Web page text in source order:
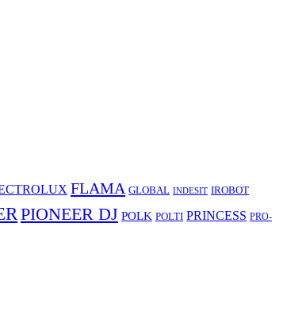
FLAMA GLOBAL INDESIT IROBOT
PIONEER DJ POLK POLTI PRINCESS PRO-